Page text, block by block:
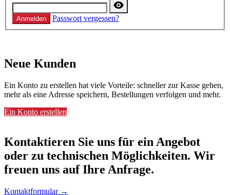
Anmelden Passwort vergessen?
Neue Kunden
Ein Konto zu erstellen hat viele Vorteile: schneller zur Kasse gehen,
mehr als eine Adresse speichern, Bestellungen verfolgen und mehr.
Ein Konto erstellen
Kontaktieren Sie uns für ein Angebot
oder zu technischen Möglichkeiten. Wir
freuen uns auf Ihre Anfrage.
Kontaktformular →